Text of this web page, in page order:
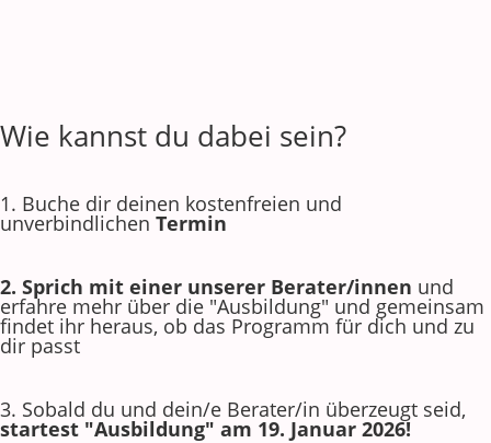
Wie kannst du dabei sein?
1. Buche dir deinen kostenfreien und
unverbindlichen Termin
2. Sprich mit einer unserer Berater/innen und
erfahre mehr über die "Ausbildung" und gemeinsam
findet ihr heraus, ob das Programm für dich und zu
dir passt
3. Sobald du und dein/e Berater/in überzeugt seid,
startest "Ausbildung" am 19. Januar 2026!